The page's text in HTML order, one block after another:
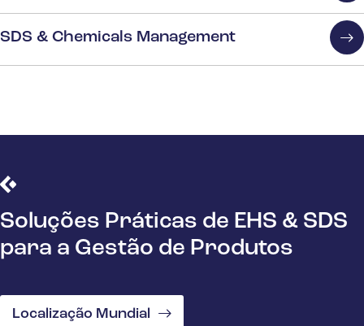
SDS & Chemicals Management
Soluções Práticas de EHS & SDS
para a Gestão de Produtos
Localização Mundial